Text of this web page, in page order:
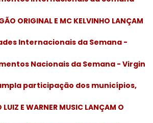
ORIGINAL E MC KELVINHO LANÇAM
Internacionais da Semana -
Nacionais da Semana - Virgin
participação dos municípios,
E WARNER MUSIC LANÇAM O